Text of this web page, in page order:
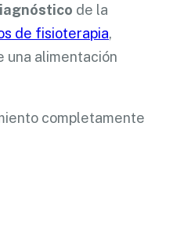
de la
de fisioterapia,
una alimentación
completamente